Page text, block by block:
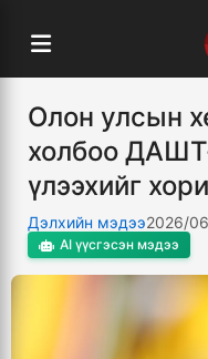
Олон улсын
холбоо
үлээхийг
Дэлхийн мэдээ2026/
AI үүсгэсэн мэдээ